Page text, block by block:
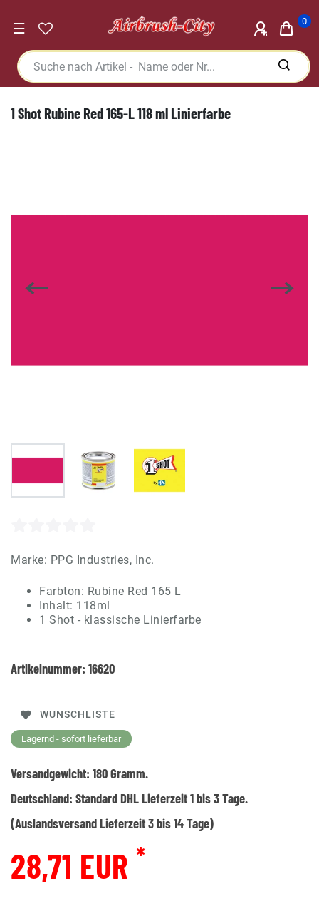
☰ 0
1 Shot Rubine Red 165-L 118 ml Linierfarbe
Marke: PPG Industries, Inc.
Farbton: Rubine Red 165 L
Inhalt: 118ml
1 Shot - klassische Linierfarbe
Artikelnummer: 16620
WUNSCHLISTE
Lagernd - sofort lieferbar
Versandgewicht: 180Gramm.
Deutschland: Standard DHL Lieferzeit 1 bis 3 Tage.
(Auslandsversand Lieferzeit 3 bis 14 Tage)
28,71 EUR *